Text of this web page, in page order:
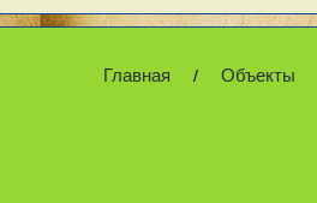
Главная Объекты